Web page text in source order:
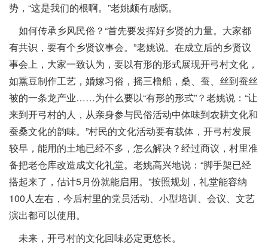
势，“这是我们的根啊。”老姚颇有感慨。
如何传承乡风民俗？“首先要发挥好乡贤的力量。大家都
有共识，要有个乡贤议事会。”老姚说。在成立后的乡贤议
事会上，大家一致认为，要以有形的形式展现开弓村文化，
如熏豆制作工艺，婚嫁习俗，摇三橹船，桑、蚕、丝到蚕丝
被的一条龙产业……为什么要以“有形的形式”？老姚说：“让
来到开弓村的人，从亲身参与民俗活动中体味到农耕文化和
蚕桑文化的韵味。”村民的文化活动要有载体，开弓村发展
较早，能用的土地已经不多，怎么解决？经过商议，村里准
备把老仓库改造成文化礼堂。老姚高兴地说：“脚手架已经
搭起来了，估计5月份就能启用。”按照规划，礼堂能容纳
100人左右，今后村里的党员活动、小型培训、会议、文艺
演出都可以使用。
未来，开弓村的文化回味必定更悠长。